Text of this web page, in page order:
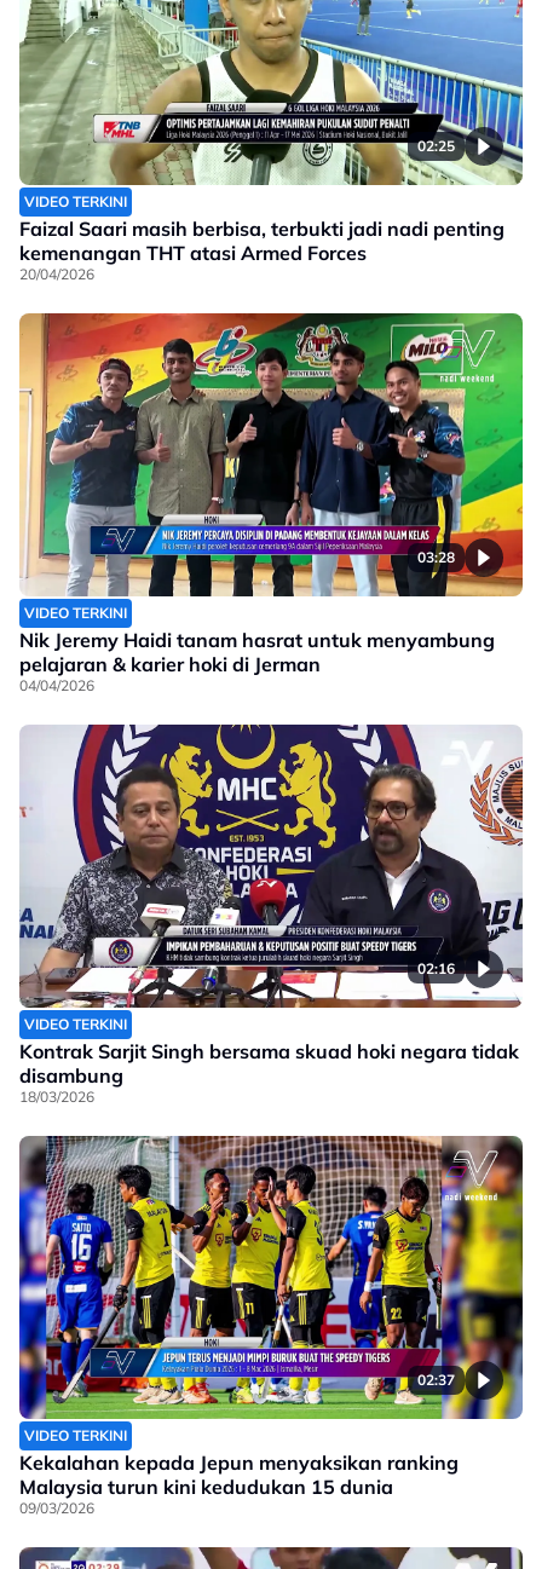
02:25
VIDEO TERKINI
Faizal Saari masih berbisa, terbukti jadi nadi penting
kemenangan THT atasi Armed Forces
20/04/2026
03:28
VIDEO TERKINI
Nik Jeremy Haidi tanam hasrat untuk menyambung
pelajaran & karier hoki di Jerman
04/04/2026
02:16
VIDEO TERKINI
Kontrak Sarjit Singh bersama skuad hoki negara tidak
disambung
18/03/2026
02:37
VIDEO TERKINI
Kekalahan kepada Jepun menyaksikan ranking
Malaysia turun kini kedudukan 15 dunia
09/03/2026